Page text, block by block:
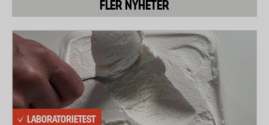
standardbatteri, dels ett dyrare batteri som säger sig
energikrävande, som till exempel en digitalkamera.
Förutom de fem märkesbatterierna testades två
billigare alternativ från Clas Ohlson och Ikea.
Följande batterier har testats:
Duracell Ultra
FLER NYHETER
LABORATORIETEST